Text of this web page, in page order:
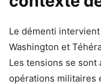
Le démenti
Washington et
Les tensions se sont
opérations militaires